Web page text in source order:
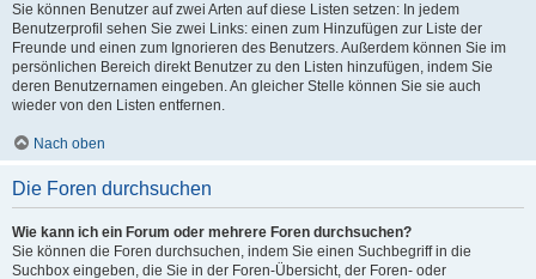
Sie können Benutzer auf zwei Arten auf diese Listen setzen: In jedem
Benutzerprofil sehen Sie zwei Links: einen zum Hinzufügen zur Liste der
Freunde und einen zum Ignorieren des Benutzers. Außerdem können Sie im
persönlichen Bereich direkt Benutzer zu den Listen hinzufügen, indem Sie
deren Benutzernamen eingeben. An gleicher Stelle können Sie sie auch
wieder von den Listen entfernen.
Nach oben
Die Foren durchsuchen
Wie kann ich ein Forum oder mehrere Foren durchsuchen?
Sie können die Foren durchsuchen, indem Sie einen Suchbegriff in die
Suchbox eingeben, die Sie in der Foren-Übersicht, der Foren- oder